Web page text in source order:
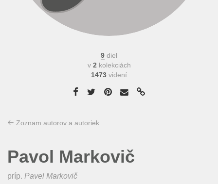
9 diel
v 2 kolekciách
1473 videní
Zoznam autorov a autoriek
Pavol Markovič
príp. Pavel Markovič